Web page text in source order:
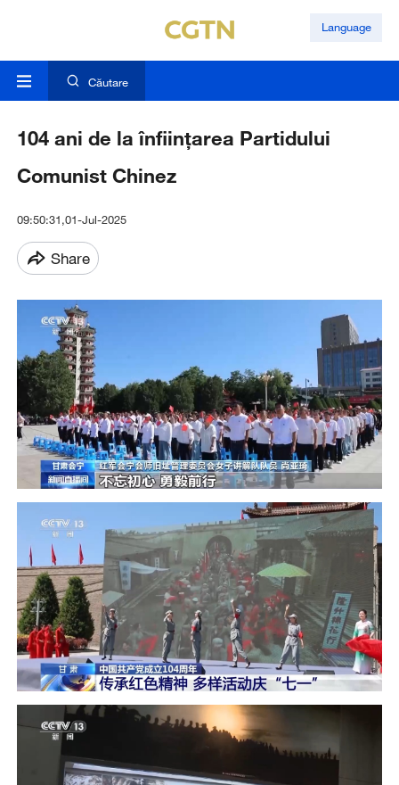
Language
Căutare
104 ani de la înființarea Partidului
Comunist Chinez
09:50:31,01-Jul-2025
Share